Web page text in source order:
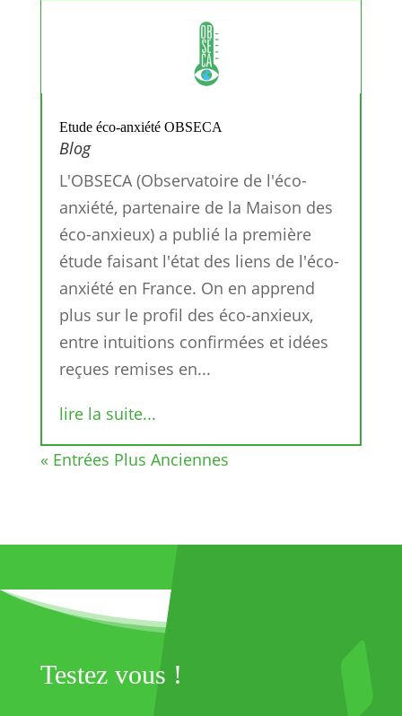
Etude éco-anxiété OBSECA
Blog
L'OBSECA (Observatoire de l'éco-
anxiété, partenaire de la Maison des
éco-anxieux) a publié la première
étude faisant l'état des liens de l'éco-
anxiété en France. On en apprend
plus sur le profil des éco-anxieux,
entre intuitions confirmées et idées
reçues remises en...
lire la suite...
« Entrées Plus Anciennes
Testez vous !